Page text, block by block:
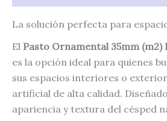
La solución perfecta para
El Pasto Ornamental 35mm (m2)
es la opción ideal para quienes
sus espacios interiores o
artificial de alta calidad.
apariencia y textura del césped